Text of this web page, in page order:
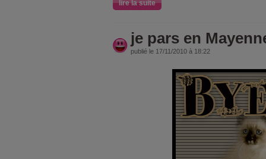
lire la suite
je pars en
publié le 17/11/2010 à 18:22